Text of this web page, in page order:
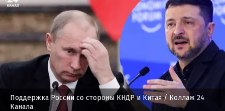
Поддержка России со стороны КНДР и Китая/ Коллаж 24
Канала